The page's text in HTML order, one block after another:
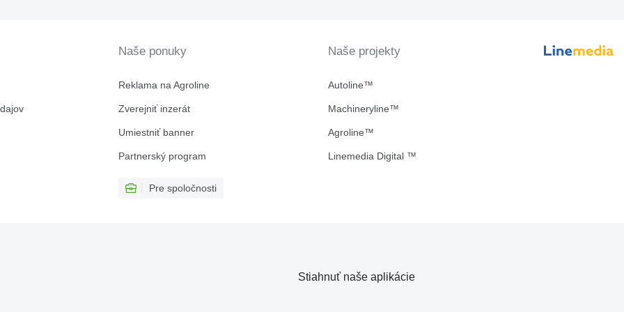
Naše ponuky
Reklama na Agroline
Zverejniť inzerát
Umiestniť banner
Partnerský program
Pre spoločnosti
Naše projekty
Autoline™
Machineryline™
Agroline™
Linemedia Digital ™
Stiahnuť naše aplikácie